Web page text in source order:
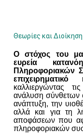
Θεωρίες και
Ο στόχος του
ευρεία
Πληροφοριακών
καλλιεργώντας
ανάλυση σύνθετων
ανάπτυξη, την
αλλά και για τη
αποφάσεων που
πληροφοριακών